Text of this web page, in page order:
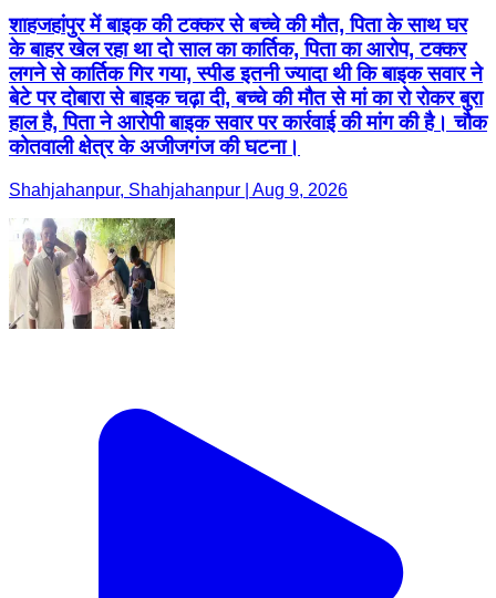
शाहजहांपुर में बाइक की टक्कर से बच्चे की मौत, पिता के साथ घर
के बाहर खेल रहा था दो साल का कार्तिक, पिता का आरोप, टक्कर
लगने से कार्तिक गिर गया, स्पीड इतनी ज्यादा थी कि बाइक सवार ने
बेटे पर दोबारा से बाइक चढ़ा दी, बच्चे की मौत से मां का रो रोकर बुरा
हाल है, पिता ने आरोपी बाइक सवार पर कार्रवाई की मांग की है। चौक
कोतवाली क्षेत्र के अजीजगंज की घटना।
Shahjahanpur, Shahjahanpur | Aug 9, 2026